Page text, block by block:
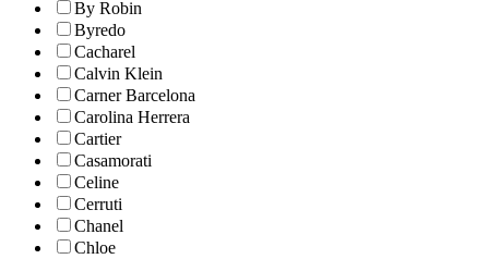
By Robin
Byredo
Cacharel
Calvin Klein
Carner Barcelona
Carolina Herrera
Cartier
Casamorati
Celine
Cerruti
Chanel
Chloe